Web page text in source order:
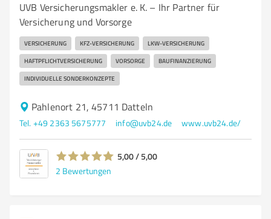
UVB Versicherungsmakler e. K. – Ihr Partner für
Versicherung und Vorsorge
VERSICHERUNG KFZ-VERSICHERUNG LKW-VERSICHERUNG
HAFTPFLICHTVERSICHERUNG VORSORGE BAUFINANZIERUNG
INDIVIDUELLE SONDERKONZEPTE
Pahlenort 21, 45711 Datteln
Tel. +49 2363 5675777 info@uvb24.de www.uvb24.de/
5,00 / 5,00
2 Bewertungen